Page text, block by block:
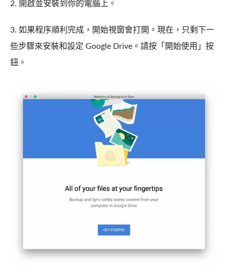
2. 開啟並安裝到你的電腦上。
3. 如果程序順利完成，開始視窗會打開。現在，只剩下一
些步驟來安裝和設定 Google Drive。請按「開始使用」按
鈕。